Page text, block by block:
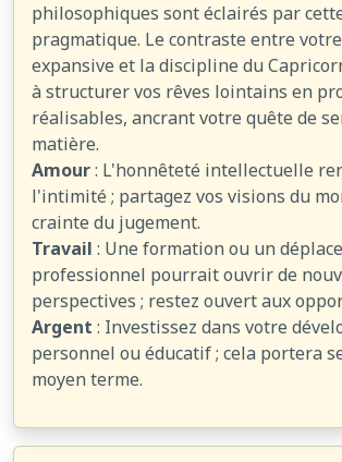
philosophiques sont éclairés par
pragmatique. Le contraste entre
expansive et la discipline du
à structurer vos rêves lointains en
réalisables, ancrant votre quête de
matière.
Amour: L'honnêteté intellectuelle
l'intimité ; partagez vos visions du
crainte du jugement.
Travail : Une formation ou un
professionnel pourrait ouvrir de
perspectives ; restez ouvert aux
Argent : Investissez dans votre
personnel ou éducatif ; cela portera
moyen terme.